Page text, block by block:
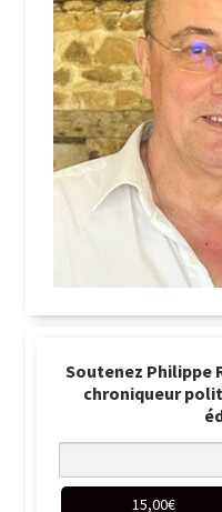
Soutenez Philippe
chroniqueur
15,00€